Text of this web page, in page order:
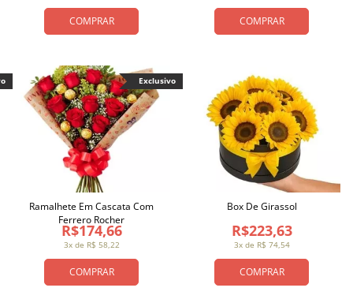
COMPRAR COMPRAR
COMPRAR
3x de R$ 58,22
R$174,66
Ramalhete Em Cascata Com
Ferrero Rocher
Exclusivo
COMPRAR
3x de R$ 74,54
R$223,63
Box De Girassol